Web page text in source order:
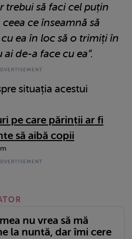
trebui să faci cel puțin
ce înseamnă să
ea în loc să o trimiți în
de-a face cu ea”.
situația acestui
pe care părinții ar fi
să aibă copii
nu vrea să mă
la nuntă, dar îmi cere